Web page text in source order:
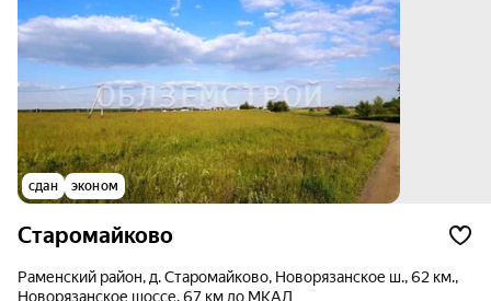
сдан эконом
Старомайково
Раменский район, д. Старомайково, Новорязанское ш., 62 км.,
Новорязанское шоссе, 67 км до МКАД